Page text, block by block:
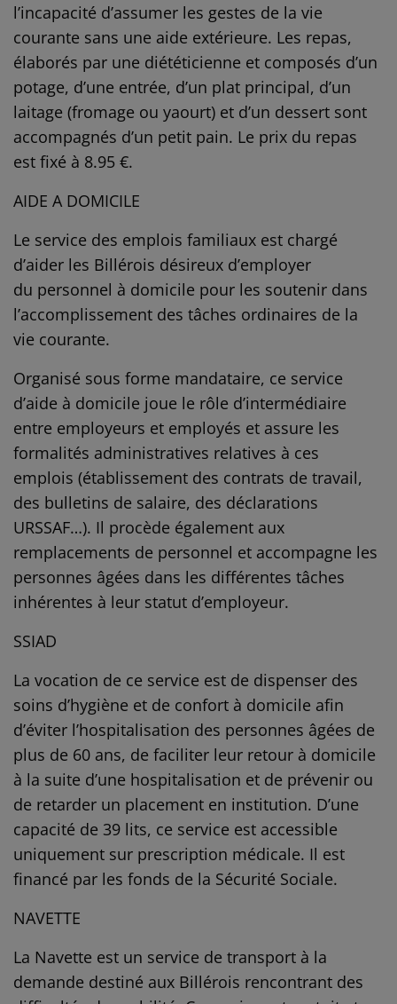
l’incapacité d’assumer les gestes de la vie
courante sans une aide extérieure. Les repas,
élaborés par une diététicienne et composés d’un
potage, d’une entrée, d’un plat principal, d’un
laitage (fromage ou yaourt) et d’un dessert sont
accompagnés d’un petit pain. Le prix du repas
est fixé à 8.95 €.
AIDE A DOMICILE
Le service des emplois familiaux est chargé
d’aider les Billérois désireux d’employer
du personnel à domicile pour les soutenir dans
l’accomplissement des tâches ordinaires de la
vie courante.
Organisé sous forme mandataire, ce service
d’aide à domicile joue le rôle d’intermédiaire
entre employeurs et employés et assure les
formalités administratives relatives à ces
emplois (établissement des contrats de travail,
des bulletins de salaire, des déclarations
URSSAF…). Il procède également aux
remplacements de personnel et accompagne les
personnes âgées dans les différentes tâches
inhérentes à leur statut d’employeur.
SSIAD
La vocation de ce service est de dispenser des
soins d’hygiène et de confort à domicile afin
d’éviter l’hospitalisation des personnes âgées de
plus de 60 ans, de faciliter leur retour à domicile
à la suite d’une hospitalisation et de prévenir ou
de retarder un placement en institution. D’une
capacité de 39 lits, ce service est accessible
uniquement sur prescription médicale. Il est
financé par les fonds de la Sécurité Sociale.
NAVETTE
La Navette est un service de transport à la
demande destiné aux Billérois rencontrant des